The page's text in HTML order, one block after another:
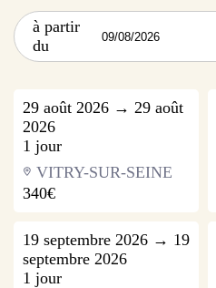
à partir
du
29 août 2026 → 29 août
2026
1 jour
VITRY-SUR-SEINE
340€
19 septembre 2026 → 19
septembre 2026
1 jour